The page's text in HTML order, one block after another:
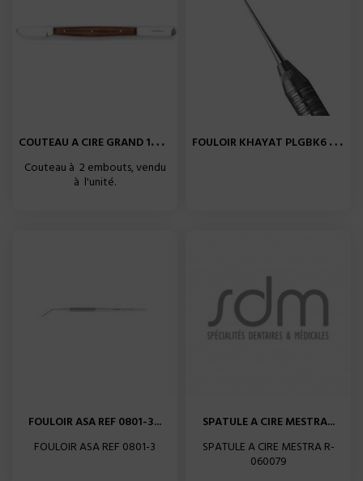
C
OUTEAU A CIRE GRAND 17CM F10
Couteau à 2 embouts, vendu
à l'unité.
F
OULOIR KHAYAT PLGBK6 HU...
FOULOIR ASA REF 0801-3...
FOULOIR ASA REF 0801-3
SPATULE A CIRE MESTRA...
SPATULE A CIRE MESTRA R-
060079